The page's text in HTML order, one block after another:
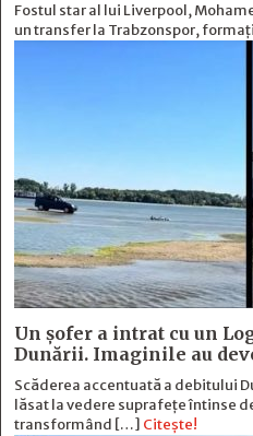
Fostul star al lui Liverpool,
un transfer la Trabzonspor,
Un șofer a intrat cu un
Dunării. Imaginile au
Scăderea accentuată a debitului
lăsat la vedere suprafețe întinse
transformând […] Citește!